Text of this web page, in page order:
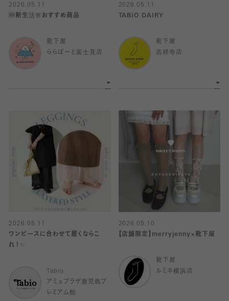
2026.05.11
🆕新生活🌸おすすめ商品
靴下屋
ららぽーと富士見店
2026.05.11
TABIO DAIRY
靴下屋
吉祥寺店
2026.05.11
ワンピースに合わせて履くならこ
れ！✨
Tabio
アミュプラザ鹿児島プ
レミアム館
2026.05.10
【店舗限定】merryjenny×靴下屋
靴下屋
ルミネ横浜店